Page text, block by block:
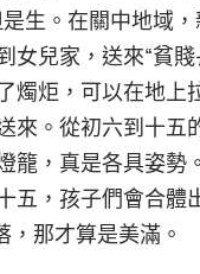
生。在關中地域
兒家，送來“貧
炬，可以在地上
來。從初六到十五
籠，真是各具姿勢
五，孩子們會合體
那才算是美滿。